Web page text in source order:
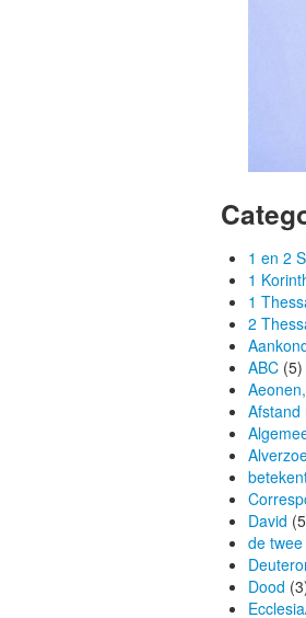
1 en 2
1
1
2
ABC (5)
Afstand
David
de
Dood